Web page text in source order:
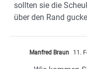
sollten sie die
über den Rand
Manfred Braun 11.